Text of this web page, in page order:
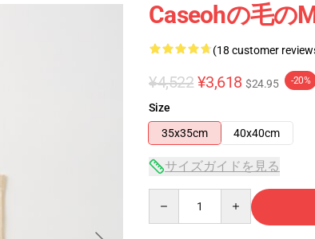
Caseohの毛の
(18 customer
¥4,522 ¥3,618 $24.95 -20%
Size
35x35cm
40x40cm
サイズガイドを見る